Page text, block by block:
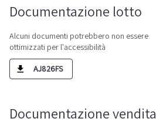
Documentazione lotto
Alcuni documenti potrebbero non essere
ottimizzati per l'accessibilità
AJ826FS
Documentazione vendita